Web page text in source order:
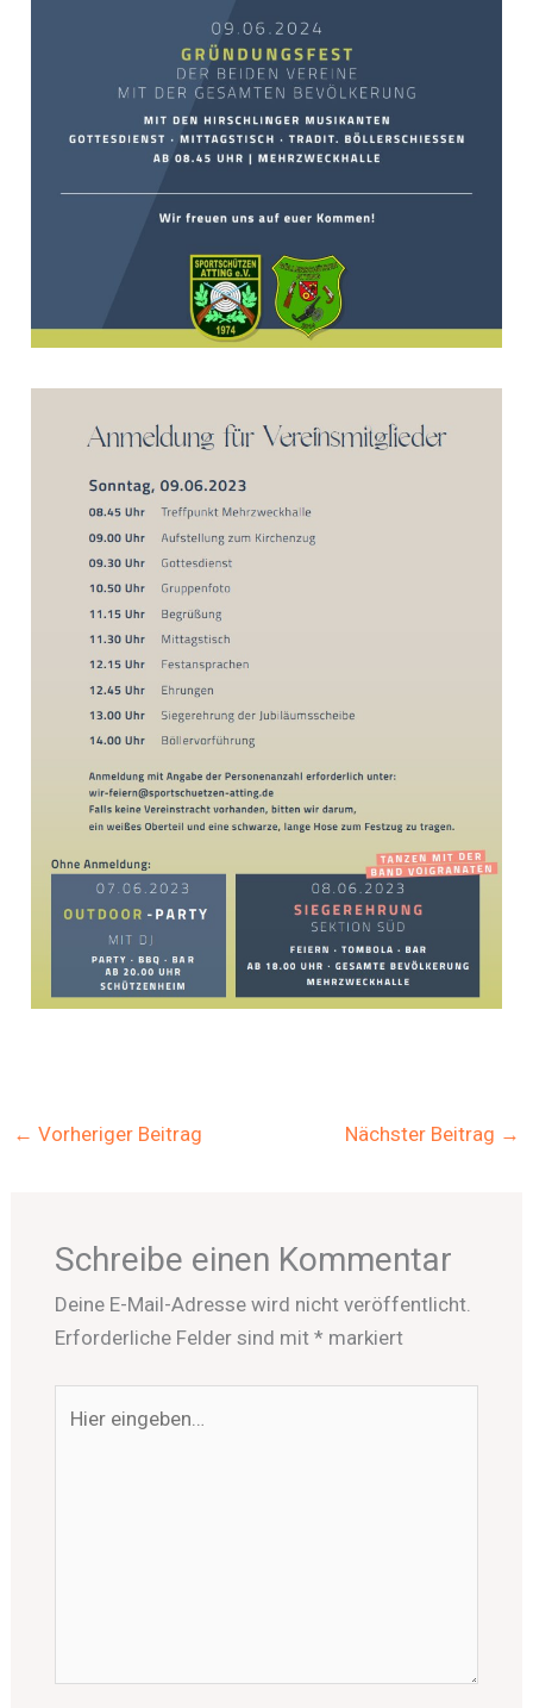
← Vorheriger Beitrag Nächster Beitrag →
Schreibe einen Kommentar
Deine E-Mail-Adresse wird nicht veröffentlicht.
Erforderliche Felder sind mit * markiert
eingeben…